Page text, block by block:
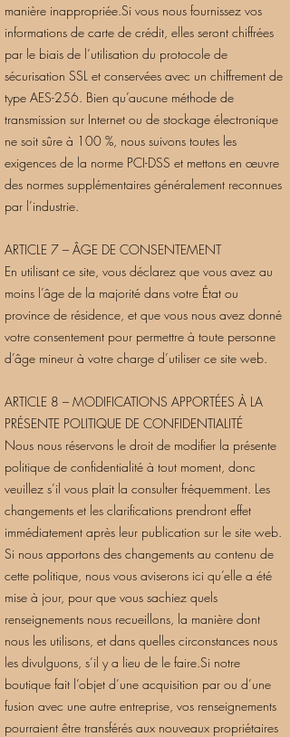
manière inappropriée.Si vous nous fournissez vos
informations de carte de crédit, elles seront chiffrées
par le biais de l’utilisation du protocole de
sécurisation SSL et conservées avec un chiffrement de
type AES-256. Bien qu’aucune méthode de
transmission sur Internet ou de stockage électronique
ne soit sûre à 100 %, nous suivons toutes les
exigences de la norme PCI-DSS et mettons en œuvre
des normes supplémentaires généralement reconnues
par l’industrie.
ARTICLE 7 – ÂGE DE CONSENTEMENT
En utilisant ce site, vous déclarez que vous avez au
moins l’âge de la majorité dans votre État ou
province de résidence, et que vous nous avez donné
votre consentement pour permettre à toute personne
d’âge mineur à votre charge d’utiliser ce site web.
ARTICLE 8 – MODIFICATIONS APPORTÉES À LA
PRÉSENTE POLITIQUE DE CONFIDENTIALITÉ
Nous nous réservons le droit de modifier la présente
politique de confidentialité à tout moment, donc
veuillez s’il vous plait la consulter fréquemment. Les
changements et les clarifications prendront effet
immédiatement après leur publication sur le site web.
Si nous apportons des changements au contenu de
cette politique, nous vous aviserons ici qu’elle a été
mise à jour, pour que vous sachiez quels
renseignements nous recueillons, la manière dont
nous les utilisons, et dans quelles circonstances nous
les divulguons, s’il y a lieu de le faire.Si notre
boutique fait l’objet d’une acquisition par ou d’une
fusion avec une autre entreprise, vos renseignements
pourraient être transférés aux nouveaux propriétaires